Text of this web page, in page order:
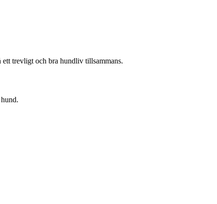
ett trevligt och bra hundliv tillsammans.